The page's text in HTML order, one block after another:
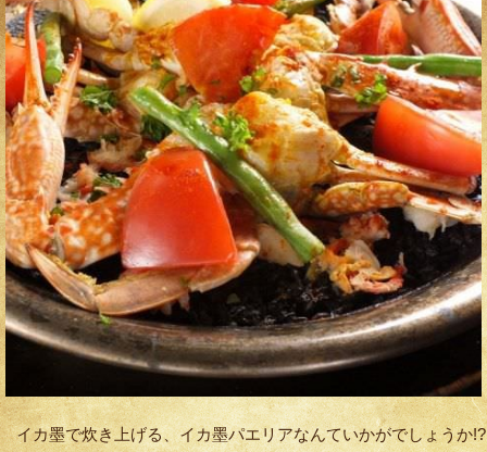
イカ墨で炊き上げる、イカ墨パエリアなんていかがでしょうか!?